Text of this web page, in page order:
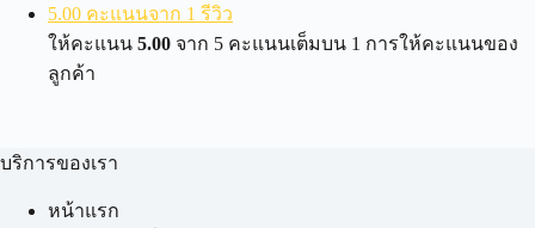
5.00 คะแนนจาก 1 รีวิว
ให้คะแนน 5.00 จาก 5 คะแนนเต็มบน 1 การให้คะแนนของ
ลูกค้า
บริการของเรา
หน้าแรก